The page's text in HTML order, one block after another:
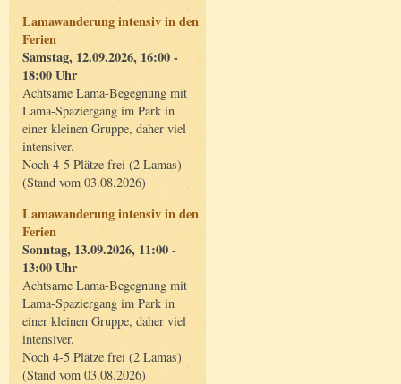
Lamawanderung intensiv in den
Ferien
Samstag, 12.09.2026, 16:00 -
18:00 Uhr
Achtsame Lama-Begegnung mit
Lama-Spaziergang im Park in
einer kleinen Gruppe, daher viel
intensiver.
Noch 4-5 Plätze frei (2 Lamas)
(Stand vom 03.08.2026)
Lamawanderung intensiv in den
Ferien
Sonntag, 13.09.2026, 11:00 -
13:00 Uhr
Achtsame Lama-Begegnung mit
Lama-Spaziergang im Park in
einer kleinen Gruppe, daher viel
intensiver.
Noch 4-5 Plätze frei (2 Lamas)
(Stand vom 03.08.2026)